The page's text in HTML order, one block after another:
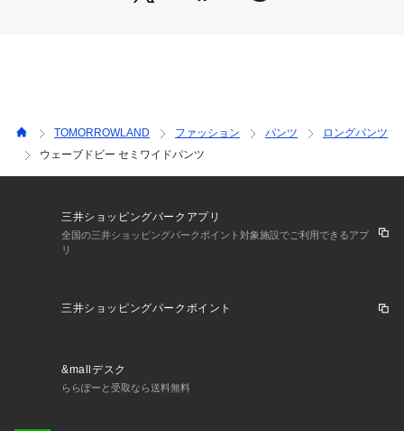
さい。
商品番号:11-04-32-04431
TOMORROWLAND ファッション パンツ
ロングパンツ
ウェーブドビー セミワイドパンツ
三井ショッピングパークアプリ
全国の三井ショッピングパークポイント対象施設でご利用できるアプ
リ
三井ショッピングパークポイント
&mallデスク
ららぽーと受取なら送料無料